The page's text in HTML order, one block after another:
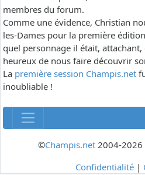
membres du forum.
Comme une évidence, Christian
les-Dames pour la première
quel personnage il était,
heureux de nous faire découvrir
La première session Champis.net
inoubliable !
©Champis.net2004-2026
Confidentialité |